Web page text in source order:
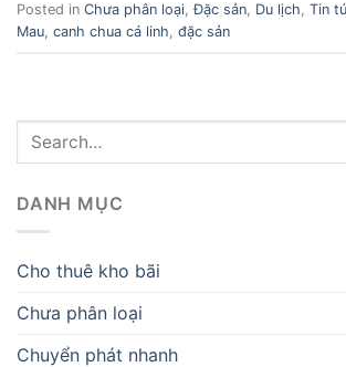
Posted in Chưa phân loại,Đặc sản, Du lịch, Tin
Mau, canh chua cá linh, đặc sản
DANH MỤC
Cho thuê kho bãi
Chưa phân loại
Chuyển phát nhanh